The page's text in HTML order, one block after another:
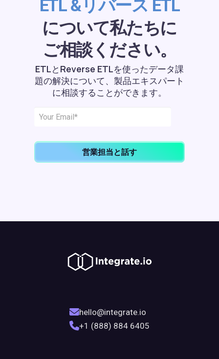
ETL &リバース ETL
について私たちに
ご相談ください。
ETLとReverse ETLを使ったデータ課
題の解決について、製品エキスパート
に相談することができます。
営業担当と話す
hello@integrate.io
+1 (888) 884 6405